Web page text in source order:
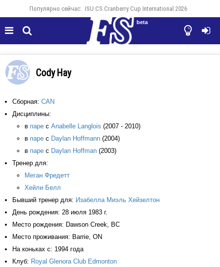
Популярно сейчас: ISU CS Cranberry Cup International 2026
  

beta
Cody Hay
Сборная: CAN
Дисциплины:
в паре с Anabelle Langlois (2007 - 2010)
в паре с Daylan Hoffmann (2004)
в паре с Daylan Hoffman (2003)
Тренер для:
Меган Фредетт
Хейли Белл
Бывший тренер для: Изабелла Миэль Хейзелтон
День рождения: 28 июля 1983 г.
Место рождения: Dawson Creek, BC
Место проживания: Barrie, ON
На коньках с: 1994 года
Клуб: Royal Glenora Club Edmonton